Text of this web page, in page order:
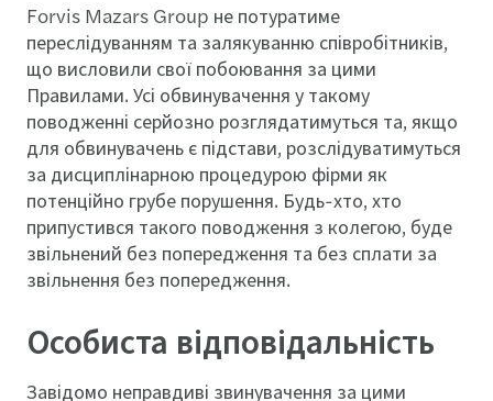
Forvis Mazars Group не потуратиме
переслідуванням та залякуванню співробітників,
що висловили свої побоювання за цими
Правилами. Усі обвинувачення у такому
поводженні серйозно розглядатимуться та, якщо
для обвинувачень є підстави, розслідуватимуться
за дисциплінарною процедурою фірми як
потенційно грубе порушення. Будь-хто, хто
припустився такого поводження з колегою, буде
звільнений без попередження та без сплати за
звільнення без попередження.
Особиста відповідальність
Завідомо неправдиві звинувачення за цими